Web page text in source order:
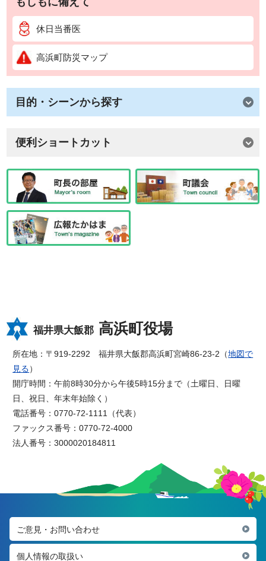
休日当番医
高浜町防災マップ
目的・シーンから探す
便利ショートカット
福井県大飯郡 高浜町役場
所在地：〒919-2292 福井県大飯郡高浜町宮崎86-23-2（地図で
見る）
開庁時間：午前8時30分から午後5時15分まで（土曜日、日曜
日、祝日、年末年始除く）
電話番号：0770-72-1111（代表）
ファックス番号：0770-72-4000
法人番号：3000020184811
ご意見・お問い合わせ
個人情報の取扱い